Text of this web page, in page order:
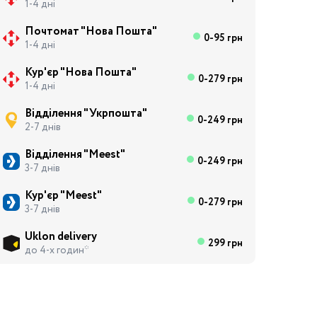
1-4 дні
Почтомат "Нова Пошта"
1-4 дні 0-95 грн
Кур'єр "Нова Пошта"
1-4 дні 0-279 грн
Відділення "Укрпошта"
2-7 днів 0-249 грн
Відділення "Meest"
3-7 днів 0-249 грн
Кур'єр "Meest"
3-7 днів 0-279 грн
Uklon delivery
до 4-х годин* 299 грн